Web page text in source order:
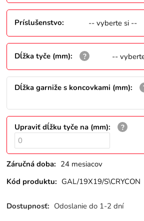
Príslušenstvo: -- vyberte si --
Dĺžka tyče (mm): --
Dĺžka garniže s koncovkami (mm):
Upraviť dĺžku tyče na (mm):
Záručná doba: 24 mesiacov
Kód produktu: GAL/19X19/S\CRYCON
Dostupnosť: Odoslanie do 1-2 dní